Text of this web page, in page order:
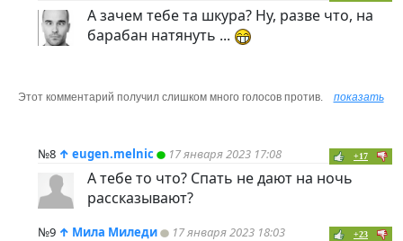
А зачем тебе та шкура? Ну, разве что, на
барабан натянуть ...
Этот комментарий получил слишком много голосов против. показать
№8 ↑ eugen.melnic 17 января 2023 17:08 +17
А тебе то что? Спать не дают на ночь
рассказывают?
№9 ↑ Мила Миледи 17 января 2023 18:03 +23